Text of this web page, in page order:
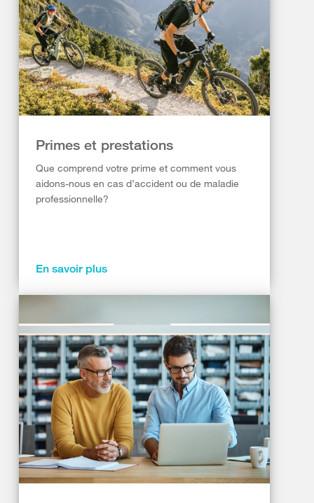
Primes et prestations
Que comprend votre prime et comment vous
aidons-nous en cas d’accident ou de maladie
professionnelle?
En savoir plus